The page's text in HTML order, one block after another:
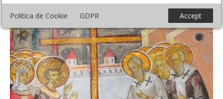
Politica de Cookie GDPR Accept